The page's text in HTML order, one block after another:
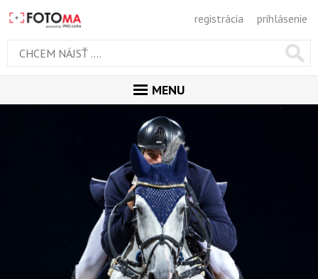
registrácia prihlásenie
MENU
ÚVOD
MAGAZÍN
GALÉRIA
PORADŇA
SÚŤAŽE
KALENDÁR AKCIÍ